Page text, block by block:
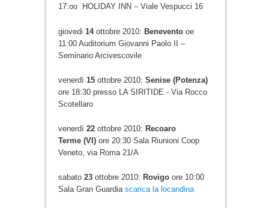
17:oo HOLIDAY INN – Viale Vespucci 16
giovedi 14ottobre 2010: Beneventooe
11:00 Auditorium Giovanni Paolo II –
Seminario Arcivescovile
venerdì 15ottobre 2010: Senise (Potenza)
ore 18:30 presso LA SIRITIDE - Via Rocco
Scotellaro
venerdì 22ottobre 2010: Recoaro
Terme (VI)ore 20:30 Sala Riunioni Coop
Veneto, via Roma 21/A
sabato 23ottobre 2010: Rovigoore 10:00
Sala Gran Guardia scarica la locandina